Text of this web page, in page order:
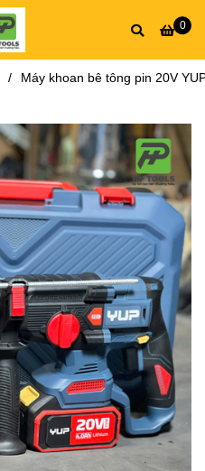
0
/ Máy khoan bê tông pin 20V